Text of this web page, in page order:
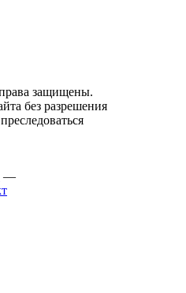
защищены.
без разрешения
—